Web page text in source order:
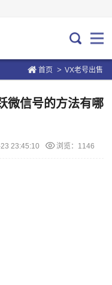
首页 > VX老号出售
微信号的方法有哪
23:45:10 浏览：1146